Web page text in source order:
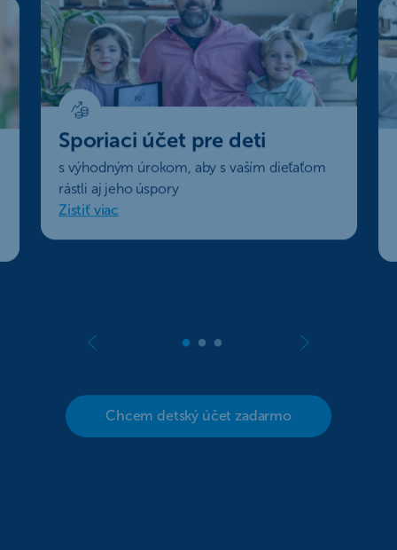
Sporiaci účet pre deti
s výhodným úrokom, aby s vaším dieťaťom
rástli aj jeho úspory
Zistiť viac
Chcem detský účet zadarmo